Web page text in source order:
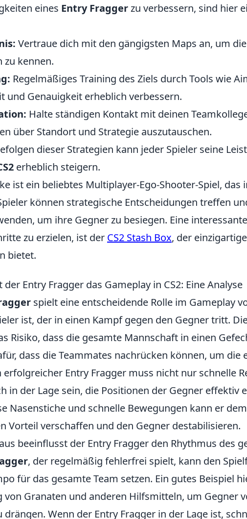
eines Entry Fraggerzu verbessern, sind hier
Vertraue dich mit den gängigsten Maps an, um
zu kennen.
Regelmäßiges Training des Ziels durch Tools wie
und Genauigkeit erheblich verbessern.
Halte ständigen Kontakt mit deinen
über Standort und Strategie auszutauschen.
dieser Strategien kann jeder Spieler seine
erheblich steigern.
ist ein beliebtes Multiplayer-Ego-Shooter-Spiel, das
können strategische Entscheidungen treffen
um ihre Gegner zu besiegen. Eine
zu erzielen, ist der CS2 Stash Box, der
bietet.
der Entry Fragger das Gameplay in CS2: Eine Analyse
spielt eine entscheidende Rolle im Gameplay
ist, der in einen Kampf gegen den Gegner tritt.
Risiko, dass die gesamte Mannschaft in einen
dass die Teammates nachrücken können, um die
erfolgreicher Entry Fragger muss nicht nur schnelle
in der Lage sein, die Positionen der Gegner effektiv
Nasenstiche und schnelle Bewegungen kann er
Vorteil verschaffen und den Gegner destabilisieren.
beeinflusst der Entry Fragger den Rhythmus des
, der regelmäßig fehlerfrei spielt, kann den
für das gesamte Team setzen. Ein gutes Beispiel
von Granaten und anderen Hilfsmitteln, um Gegner
drängen. Wenn der Entry Fragger in der Lage ist,